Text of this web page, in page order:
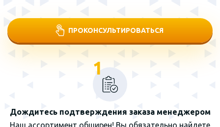
ПРОКОНСУЛЬТИРОВАТЬСЯ
1
Дождитесь подтверждения заказа менеджером
Наш ассортимент обширен! Вы обязательно найдете